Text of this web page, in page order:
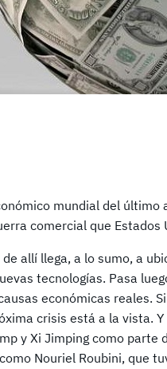
mundial del
comercial que Estados
allí llega, a lo sumo, a
tecnologías. Pasa
económicas reales.
crisis está a la vista.
y Xi Jimping como parte
Nouriel Roubini, que